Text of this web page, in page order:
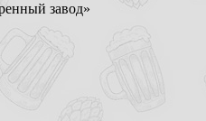
завод»